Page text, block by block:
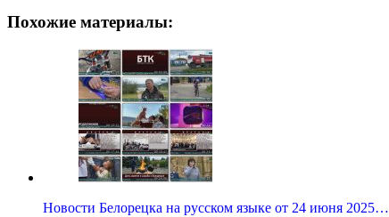
Похожие материалы:
Новости Белорецка на русском языке от 24 июня 2025…